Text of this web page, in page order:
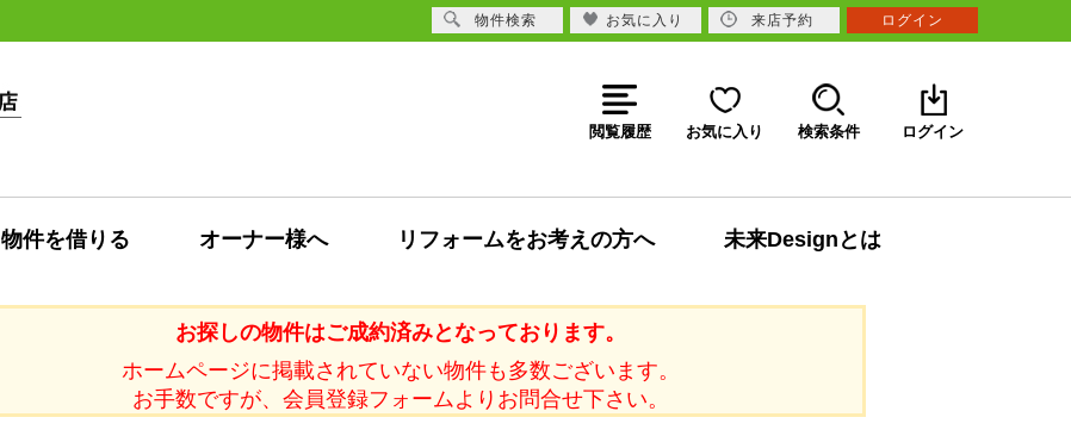
閲覧履歴 お気に入り 検索条件 ログイン
物件を借りる オーナー様へ リフォームをお考えの方へ 未来Designとは
お探しの物件はご成約済みとなっております。
ホームページに掲載されていない物件も多数ございます。
お手数ですが、会員登録フォームよりお問合せ下さい。
物件検索 お気に入り 来店予約 ログイン